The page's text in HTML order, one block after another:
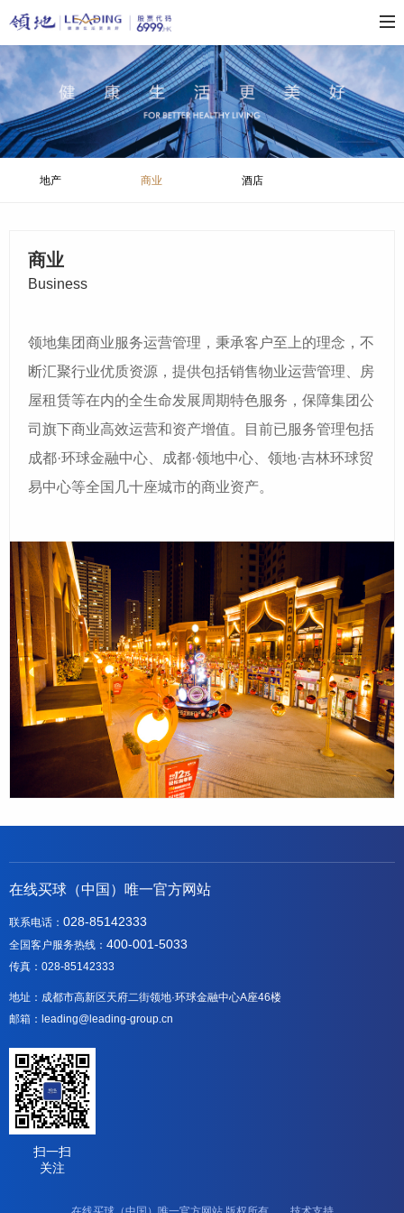
地产 商业 酒店
商业
Business
领地集团商业服务运营管理，秉承客户至上的理念，不
断汇聚行业优质资源，提供包括销售物业运营管理、房
屋租赁等在内的全生命发展周期特色服务，保障集团公
司旗下商业高效运营和资产增值。目前已服务管理包括
成都·环球金融中心、成都·领地中心 、领地·吉林环球贸
易中心等全国几十座城市的商业资产。
在线买球（中国）唯一官方网站
联系电话： 028-85142333
全国客户服务热线： 400-001-5033
传真：028-85142333
地址：成都市高新区天府二街领地·环球金融中心A座46楼
邮箱：leading@leading-group.cn
扫一扫
关注